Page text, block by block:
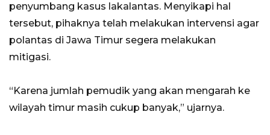
penyumbang kasus lakalantas. Menyikapi hal
tersebut, pihaknya telah melakukan intervensi agar
polantas di Jawa Timur segera melakukan
mitigasi.
“Karena jumlah pemudik yang akan mengarah ke
wilayah timur masih cukup banyak,” ujarnya.